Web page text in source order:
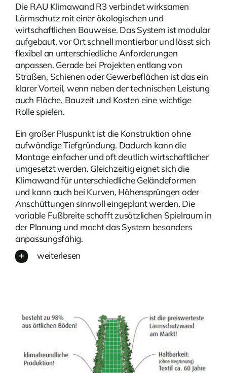
Die RAU Klimawand R3 verbindet wirksamen
Lärmschutz mit einer ökologischen und
wirtschaftlichen Bauweise. Das System ist modular
aufgebaut, vor Ort schnell montierbar und lässt sich
flexibel an unterschiedliche Anforderungen
anpassen. Gerade bei Projekten entlang von
Straßen, Schienen oder Gewerbeflächen ist das ein
klarer Vorteil, wenn neben der technischen Leistung
auch Fläche, Bauzeit und Kosten eine wichtige
Rolle spielen.
Ein großer Pluspunkt ist die Konstruktion ohne
aufwändige Tiefgründung. Dadurch kann die
Montage einfacher und oft deutlich wirtschaftlicher
umgesetzt werden. Gleichzeitig eignet sich die
Klimawand für unterschiedliche Geländeformen
und kann auch bei Kurven, Höhensprüngen oder
Anschüttungen sinnvoll eingeplant werden. Die
variable Fußbreite schafft zusätzlichen Spielraum in
der Planung und macht das System besonders
anpassungsfähig.
weiterlesen